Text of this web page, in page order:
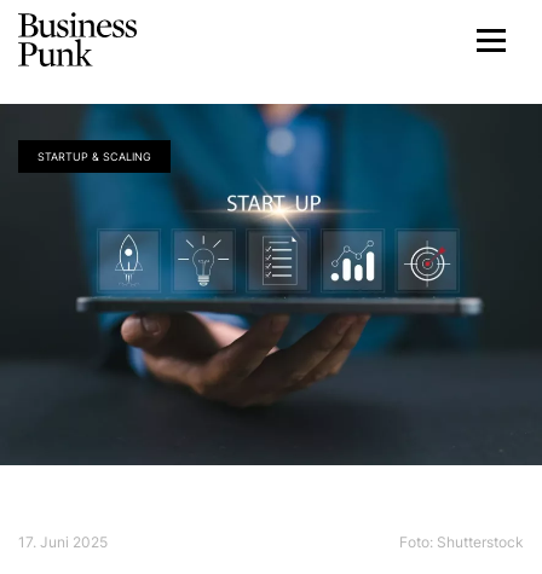
STARTUP & SCALING
17. Juni 2025 Foto: Shutterstock